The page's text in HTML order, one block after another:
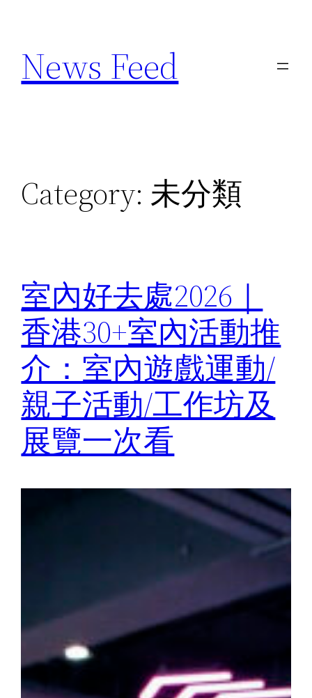
content
News Feed
Category: 未分類
室內好去處2026｜
香港30+室內活動推
介：室內遊戲運動/
親子活動/工作坊及
展覽一次看